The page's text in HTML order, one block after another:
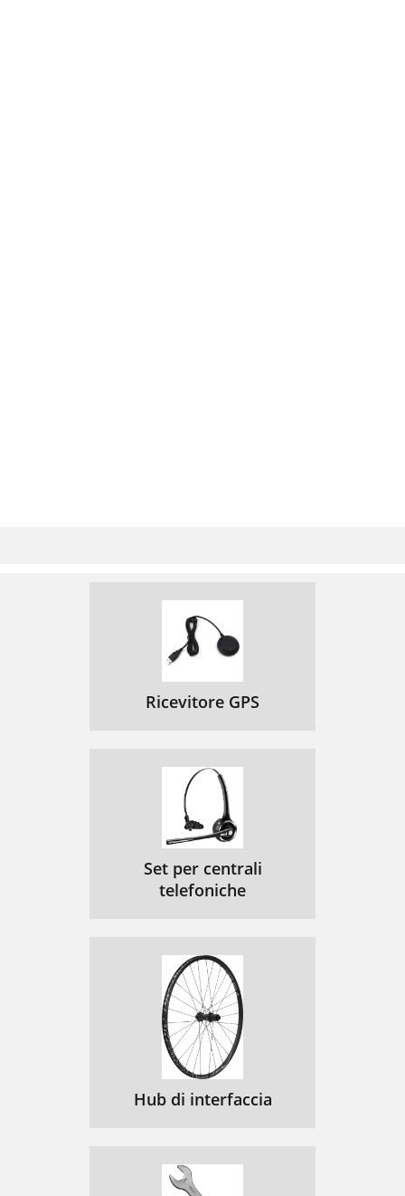
Ricevitore GPS
Set per centrali
telefoniche
Hub di interfaccia